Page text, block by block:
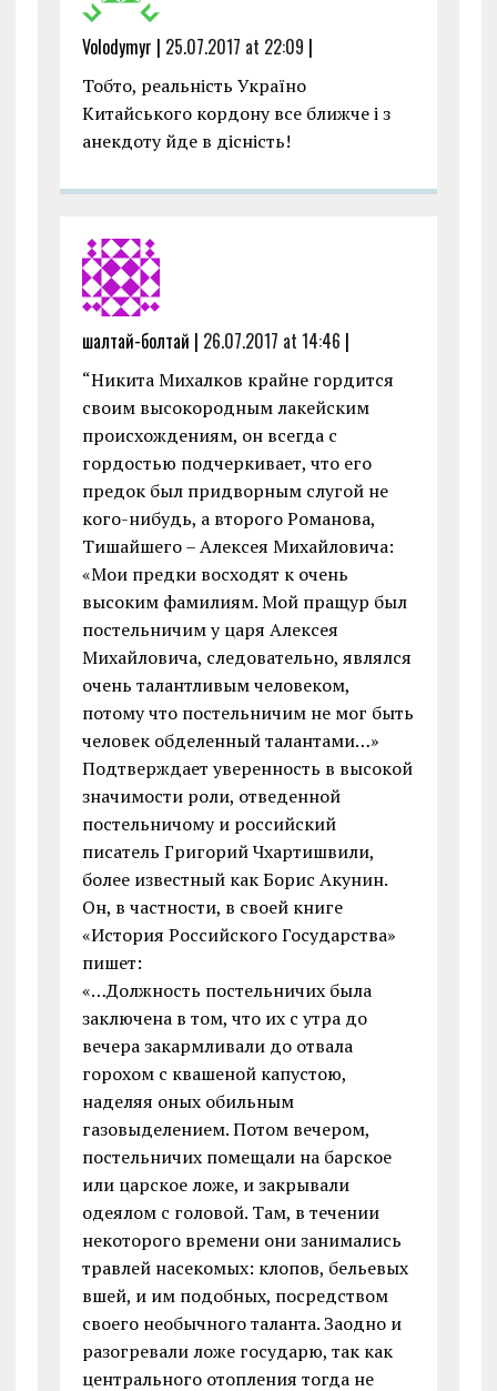
Volodymyr | 25.07.2017 at 22:09 |
Тобто, реальність Україно
Китайського кордону все ближче і з
анекдоту йдe в дісність!
шалтай-болтай | 26.07.2017 at 14:46 |
“Никита Михалков крайне гордится
своим высокородным лакейским
происхождениям, он всегда с
гордостью подчеркивает, что его
предок был придворным слугой не
кого-нибудь, а второго Романова,
Тишайшего – Алексея Михайловича:
«Мои предки восходят к очень
высоким фамилиям. Мой пращур был
постельничим у царя Алексея
Михайловича, следовательно, являлся
очень талантливым человеком,
потому что постельничим не мог быть
человек обделенный талантами…»
Подтверждает уверенность в высокой
значимости роли, отведенной
постельничому и российский
писатель Григорий Чхартишвили,
более известный как Борис Акунин.
Он, в частности, в своей книге
«История Российского Государства»
пишет:
«…Должность постельничих была
заключена в том, что их с утра до
вечера закармливали до отвала
горохом с квашеной капустою,
наделяя оных обильным
газовыделением. Потом вечером,
постельничих помещали на барское
или царское ложе, и закрывали
одеялом с головой. Там, в течении
некоторого времени они занимались
травлей насекомых: клопов, бельевых
вшей, и им подобных, посредством
своего необычного таланта. Заодно и
разогревали ложе государю, так как
центрального отопления тогда не